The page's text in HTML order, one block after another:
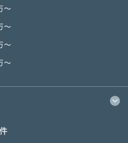
〜
〜
〜
〜